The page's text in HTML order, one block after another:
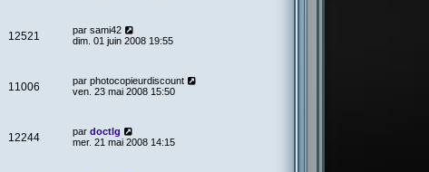
12521 par sami42
dim. 01 juin 2008 19:55
11006 par photocopieurdiscount
ven. 23 mai 2008 15:50
12244 par doctlg
mer. 21 mai 2008 14:15